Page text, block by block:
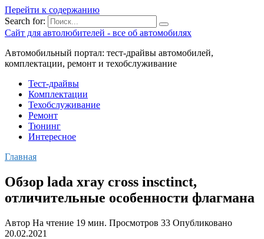
Перейти к содержанию
Search for:
Сайт для автолюбителей - все об автомобилях
Автомобильный портал: тест-драйвы автомобилей,
комплектации, ремонт и техобслуживание
Тест-драйвы
Комплектации
Техобслуживание
Ремонт
Тюнинг
Интересное
Главная
Обзор lada xray cross insctinct,
отличительные особенности флагмана
Автор На чтение 19 мин. Просмотров 33 Опубликовано
20.02.2021